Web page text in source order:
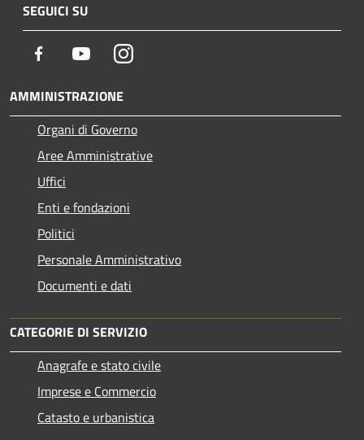
SEGUICI SU
Facebook YoutubeInstagram
AMMINISTRAZIONE
Organi di Governo
Aree Amministrative
Uffici
Enti e fondazioni
Politici
Personale Amministrativo
Documenti e dati
CATEGORIE DI SERVIZIO
Anagrafe e stato civile
Imprese e Commercio
Catasto e urbanistica